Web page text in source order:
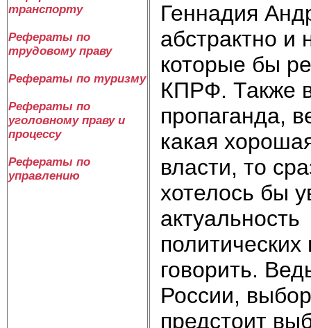
транспорту
Рефераты по
трудовому праву
Рефераты по туризму
Рефераты по
уголовному праву и
процессу
Рефераты по
управлению
Геннадия
абстрактно и
которые бы
КПРФ. Также
пропаганда,
какая
власти, то
хотелось бы
говорить.
России,
предстоит